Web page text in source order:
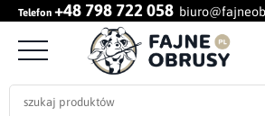
Telefon +48 798 722 058